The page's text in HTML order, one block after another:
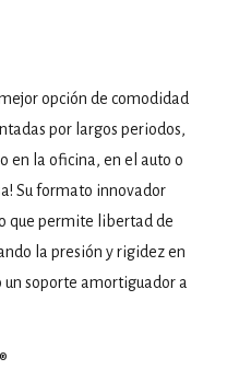
opción de comodidad
por largos periodos,
en la oficina, en el auto o
Su formato innovador
que permite libertad de
la presión y rigidez en
soporte amortiguador a